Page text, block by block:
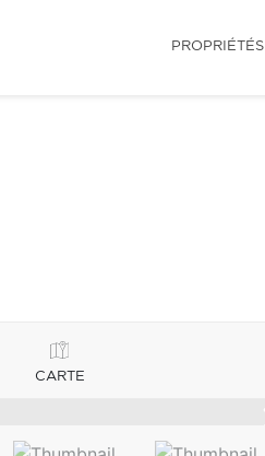
PROPRIÉTÉS
CARTE